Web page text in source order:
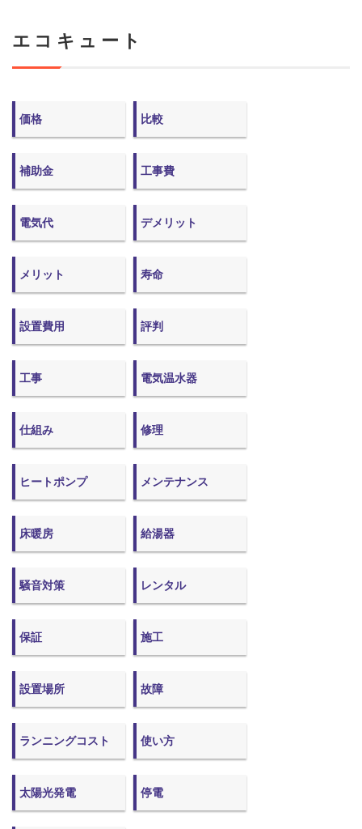
エコキュート
価格 比較
補助金 工事費
電気代 デメリット
メリット 寿命
設置費用 評判
工事 電気温水器
仕組み 修理
ヒートポンプ メンテナンス
床暖房 給湯器
騒音対策 レンタル
保証 施工
設置場所 故障
ランニングコスト 使い方
太陽光発電 停電